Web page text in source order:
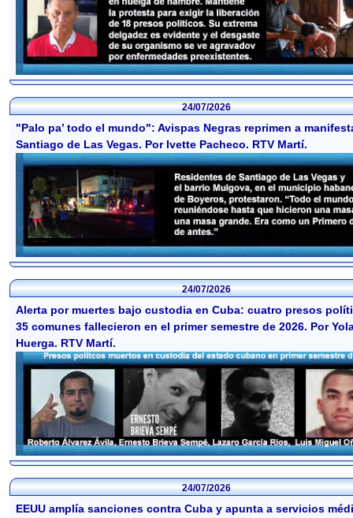
24/07/2026
"Palo pa’ todo el mundo": Avispas Negras reprimen a
Santiago de Las Vegas. Por Ivette Pacheco. RTV Martí.
24/07/2026
Alerta por muertes bajo custodia en Cuba: cuatro presos
35 comunes fallecieron en el primer semestre de 2026. Por
Huerga. RTV Martí.
24/07/2026
EEUU amplía sanciones contra Cuba y apunta a servicios